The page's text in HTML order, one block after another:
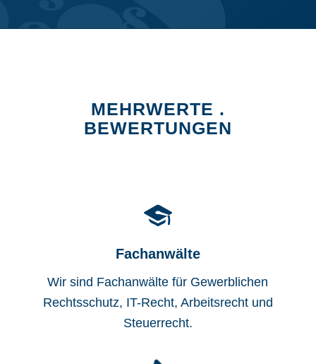
MEHRWERTE .
BEWERTUNGEN
Fachanwälte
Wir sind Fachanwälte für Gewerblichen
Rechtsschutz, IT-Recht, Arbeitsrecht und
Steuerrecht.